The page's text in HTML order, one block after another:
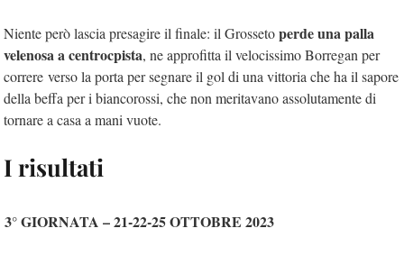
Niente però lascia presagire il finale: il Grossetoperde una palla
velenosa a centrocpista, ne approfitta il velocissimo Borregan per
correre verso la porta per segnare il gol di una vittoria che ha il sapore
della beffa per i biancorossi, che non meritavano assolutamente di
tornare a casa a mani vuote.
I risultati
3° GIORNATA – 21-22-25 OTTOBRE 2023